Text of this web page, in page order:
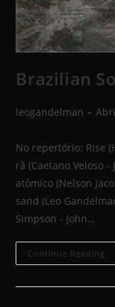
Brazilian
leogandelman
No repertório: Rise
rã (Caetano Veloso -
atômico (Nelson
sand (Leo
Simpson - John…
Continue Reading